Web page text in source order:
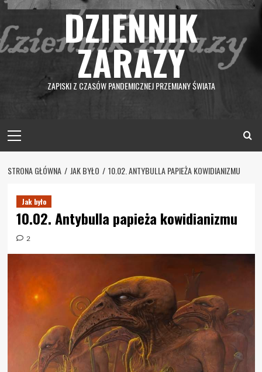
DZIENNIK
ZARAZY
ZAPISKI Z CZASÓW PANDEMICZNEJ PRZEMIANY ŚWIATA
Menu
STRONA GŁÓWNA JAK BYŁO 10.02. ANTYBULLA PAPIEŻA KOWIDIANIZMU
Jak było
10.02. Antybulla papieża kowidianizmu
2